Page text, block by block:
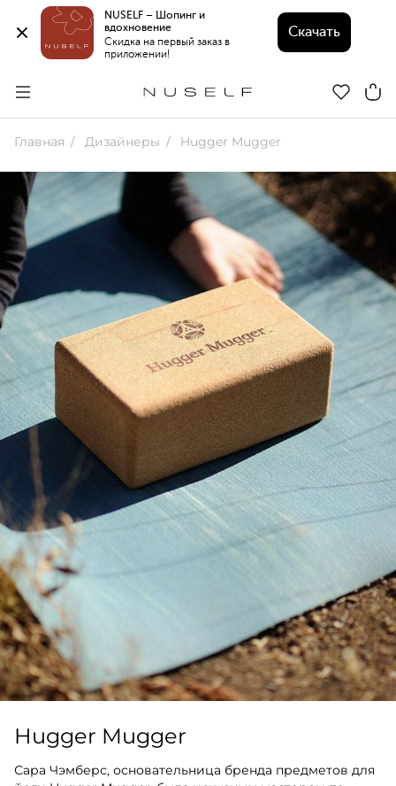
NUSELF – Шопинг и
вдохновение
Скидка на первый заказ в
приложении!
Скачать
Главная Дизайнеры Hugger Mugger
Hugger Mugger
Сара Чэмберс, основательница бренда предметов для